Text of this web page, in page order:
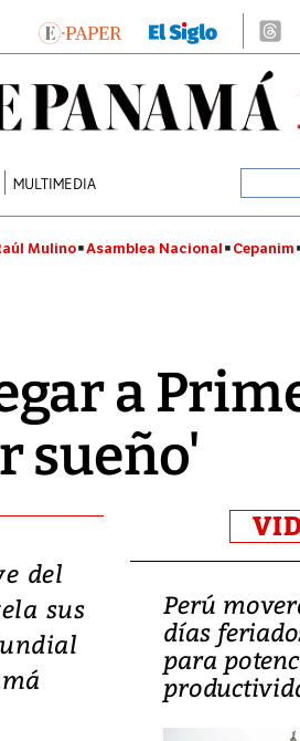
MULTIMEDIA
Mulino Asamblea Nacional Cepanim
a
sueño'
del
sus
su
y
Perú
días
para